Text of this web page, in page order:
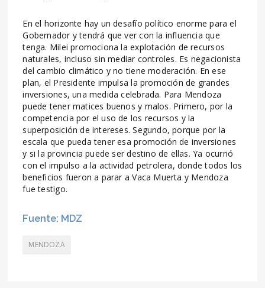
En el horizonte hay un desafío político enorme para el
Gobernador y tendrá que ver con la influencia que
tenga. Milei promociona la explotación de recursos
naturales, incluso sin mediar controles. Es negacionista
del cambio climático y no tiene moderación. En ese
plan, el Presidente impulsa la promoción de grandes
inversiones, una medida celebrada. Para Mendoza
puede tener matices buenos y malos. Primero, por la
competencia por el uso de los recursos y la
superposición de intereses. Segundo, porque por la
escala que pueda tener esa promoción de inversiones
y si la provincia puede ser destino de ellas. Ya ocurrió
con el impulso a la actividad petrolera, donde todos los
beneficios fueron a parar a Vaca Muerta y Mendoza
fue testigo.
Fuente: MDZ
MENDOZA